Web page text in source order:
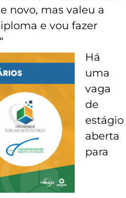
novo, mas valeu a
e vou fazer
Há
uma
vaga
de
estágio
aberta
para